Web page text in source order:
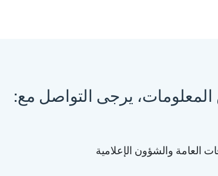
المعلومات، يرجى التواصل مع:
العامة والشؤون الإعلامية